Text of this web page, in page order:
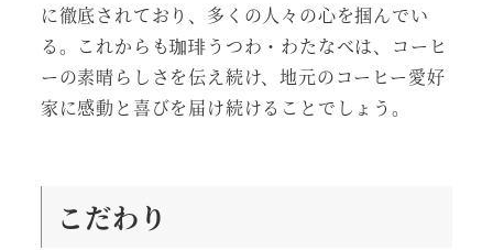
に徹底されており、多くの人々の心を掴んでい
る。これからも珈琲うつわ・わたなべは、コーヒ
ーの素晴らしさを伝え続け、地元のコーヒー愛好
家に感動と喜びを届け続けることでしょう。
こだわり